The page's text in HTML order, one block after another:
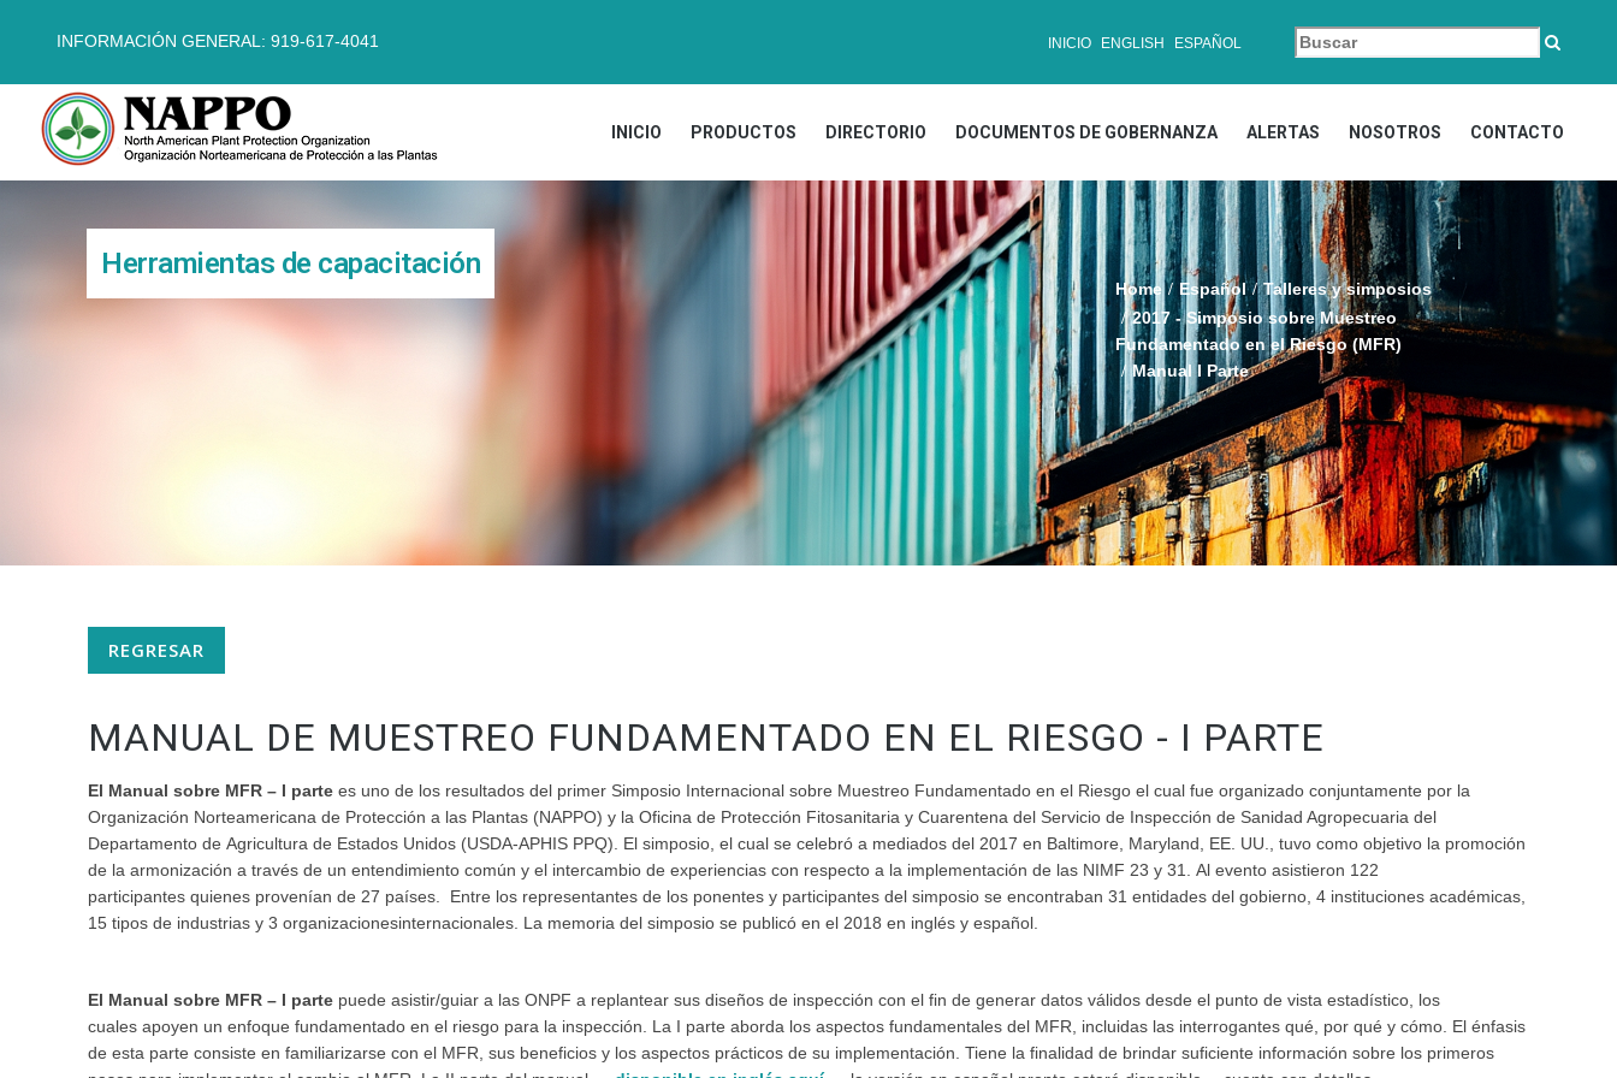
INFORMACIÓN GENERAL: 919-617-4041 INICIO ENGLISH ESPAÑOL
INICIO PRODUCTOS DIRECTORIO DOCUMENTOS DE GOBERNANZA ALERTAS NOSOTROS CONTACTO
Herramientas de capacitación
Home Español
Talleres y simposios
2017 - Simposio sobre Muestreo
Fundamentado en el Riesgo (MFR)
Manual I Parte
REGRESAR
MANUAL DE MUESTREO FUNDAMENTADO EN EL RIESGO - I PARTE
El Manual sobre MFR – I parte es uno de los resultados del primer Simposio Internacional sobre Muestreo Fundamentado en el Riesgo el cual fue organizado conjuntamente por la
Organización Norteamericana de Protección a las Plantas (NAPPO) y la Oficina de Protección Fitosanitaria y Cuarentena del Servicio de Inspección de Sanidad Agropecuaria del
Departamento de Agricultura de Estados Unidos (USDA-APHIS PPQ). El simposio, el cual se celebró a mediados del 2017 en Baltimore, Maryland, EE. UU., tuvo como objetivo la promoción
de la armonización a través de un entendimiento común y el intercambio de experiencias con respecto a la implementación de las NIMF 23 y 31. Al evento asistieron 122
participantes quienes provenían de 27 países. Entre los representantes de los ponentes y participantes del simposio se encontraban 31 entidades del gobierno, 4 instituciones académicas,
15 tipos de industrias y 3 organizacionesinternacionales. La memoria del simposio se publicó en el 2018 en inglés y español.
El Manual sobre MFR – I parte puede asistir/guiar a las ONPF a replantear sus diseños de inspección con el fin de generar datos válidos desde el punto de vista estadístico, los
cuales apoyen un enfoque fundamentado en el riesgo para la inspección. La I parte aborda los aspectos fundamentales del MFR, incluidas las interrogantes qué, por qué y cómo. El énfasis
de esta parte consiste en familiarizarse con el MFR, sus beneficios y los aspectos prácticos de su implementación. Tiene la finalidad de brindar suficiente información sobre los primeros